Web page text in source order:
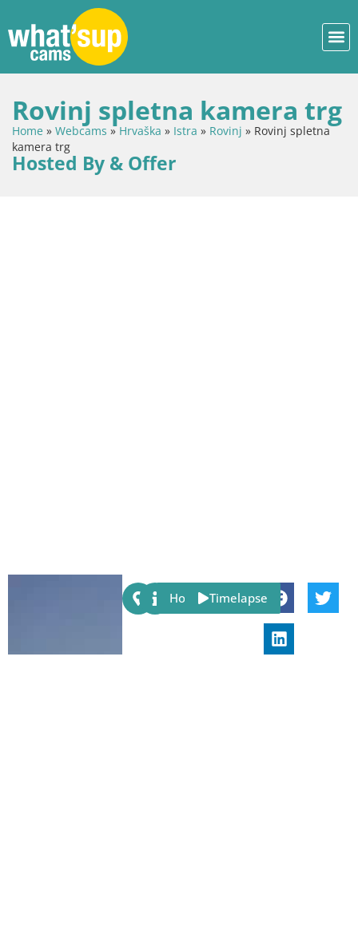
Rovinj spletna kamera trg
Home » Webcams »Hrvaška » Istra » Rovinj » Rovinj spletna
kamera trg
Hosted By & Offer
Share:
Host Timelapse